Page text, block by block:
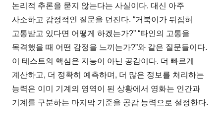
논리적 추론을 묻지 않는다는 사실이다. 대신 아주
사소하고 감정적인 질문을 던진다. “거북이가 뒤집혀
고통받고 있다면 어떻게 하겠는가?” “타인의 고통을
목격했을 때 어떤 감정을 느끼는가?”와 같은 질문들이다.
이 테스트의 핵심은 지능이 아닌 공감이다. 더 빠르게
계산하고, 더 정확히 예측하며, 더 많은 정보를 처리하는
능력은 이미 기계의 영역이 된 상황에서 영화는 인간과
기계를 구분하는 마지막 기준을 공감 능력으로 설정한다.